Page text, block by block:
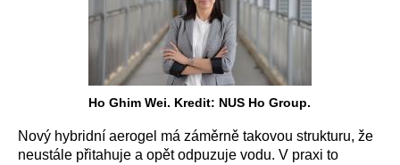
Ho Ghim Wei. Kredit: NUS Ho Group.
Nový hybridní aerogel má záměrně takovou strukturu, že
neustále přitahuje a opět odpuzuje vodu. V praxi to